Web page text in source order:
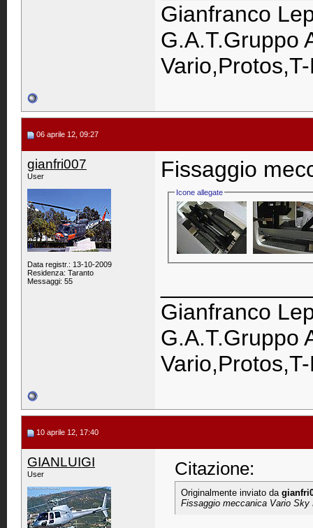
Gianfranco
G.A.T.Gruppo
06 aprile 12, 09:27
gianfri007
User
Data registr.: 13-10-2009
Residenza: Taranto
Messaggi: 55
Fissaggio
Icone allegate
Gianfranco
G.A.T.Gruppo
10 aprile 12, 17:40
GIANLUIGI
User Citazione:
Originalmente inviato da
Fissaggio meccanica Vario Sky